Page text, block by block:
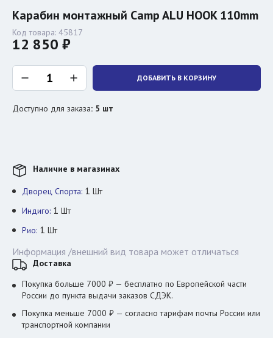
Карабин монтажный Camp ALU HOOK 110mm
Код товара: 45817
12 850 ₽
ДОБАВИТЬ В КОРЗИНУ
Доступно для заказа: 5 шт
Наличие в магазинах
Дворец Спорта: 1 Шт
Индиго: 1 Шт
Рио: 1 Шт
Информация /внешний вид товара может отличаться
Доставка
Покупка больше 7000 ₽ — бесплатно по Европейской части
России до пункта выдачи заказов СДЭК.
Покупка меньше 7000 ₽ — согласно тарифам почты России или
транспортной компании